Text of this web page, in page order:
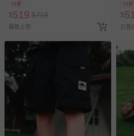
運送服務：目前提供的運送僅限
區，可能會無法配送，或須依據
亦保留出貨與否的權利。離島、
費用，可能會另需加收。
商品實際的配達日期，可於訂單
已出貨通知之訊息為主。
如您收到商品，請依正常流程檢
情形，您可申請更換新品或退貨
若您對於會員帳號、商品訂購與
式、折價券與購物金的使用、退
72折
$519 $719
最新上架
72折
$
已售